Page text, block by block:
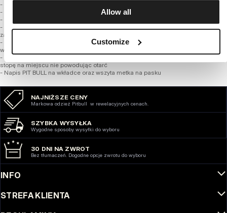
Allow all
Customize
- Uniwersalny codzienny fason
- Wykonane z wysokiej jakości materiałów z dbałością o detale
- Łatwe w utrzymaniu w czystości i stosowaniu pielęgnacji
- Profilowana, wygodna miękka wkładka z materiałów syntetycznych
zapewniająca wygodę noszenia, lekkość oraz dobrą amortyzację
- Bieżnikowana podeszwa zewnętrzna z octanu etylenowo-winylowego zapewnia
wysoką przyczepność i trwałość
- Szerokie paski z miękkim wykończeniem i przeszyciami które pewnie otrzymują
stopę na miejscu nie powodując otarć
- Napis PIT BULL na wkładce oraz wszyta metka na pasku
NAJNIŻSZE CENY
Markowa odzież Pitbull w rewelacyjnych cenach.
SZYBKA WYSYŁKA
Wygodne sposoby wysyłki do wyboru
30 DNI NA ZWROT
Bez tłumaczeń. Dogodne opcje zwrotu do wyboru
INFO
STREFA KLIENTA